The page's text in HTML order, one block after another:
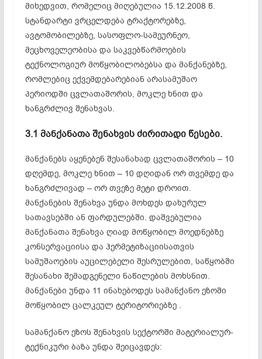
მიხედვით, რომელიც მიღებულია 15.12.2008 წ.
სტანდარტი ვრცელდება ტრაქტორებზე,
ავტომობილებზე, სასოფლო-სამეურნეო,
მეცხოველეობისა და საკვებწარმოების
ტექნოლოგიურ მოწყობილობებსა და მანქანებზე,
რომლებიც ექვემდებარებიან არასამუშაო
პერიოდში ცვლათაშორის, მოკლე ხნით და
ხანგრძლივ შენახვას.
3.1 მანქანათა შენახვის ძირითადი წესები.
მანქანებს აყენებენ შესანახად ცვლათაშორის – 10
დღემდე, მოკლე ხნით – 10 დღიდან ორ თვემდე და
ხანგრძლივად – ორ თვეზე მეტი დროით.
მანქანების შენახვა უნდა მოხდეს დახურულ
სათავსებში ან ფარდულებში. დაშვებულია
მანქანათა შენახვა ღიად მოწყობილ მოედნებზე
კონსერვაციისა და ჰერმეტიზაციისათვის
სამუშაოების აუცილებელი შესრულებით, საწყობში
შესანახი შემადგენელი ნაწილების მოხსნით.
მანქანები უნდა 11 ინახებოდეს სამანქანო ეზოში
მოწყობილ ცალკეულ ტერიტორიებზე .
სამანქანო ეზოს შენახვის სექტორში მატერიალურ-
ტექნიკური ბაზა უნდა შეიცავდეს: